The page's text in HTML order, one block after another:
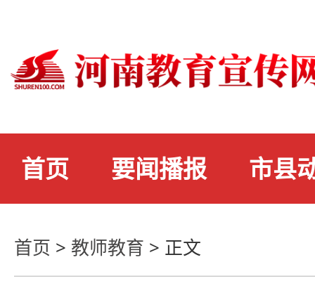
首页 要闻播报 市县
首页 > 教师教育 > 正文